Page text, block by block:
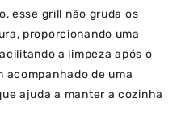
esse grill não gruda os
proporcionando uma
a limpeza após o
acompanhado de uma
ajuda a manter a cozinha